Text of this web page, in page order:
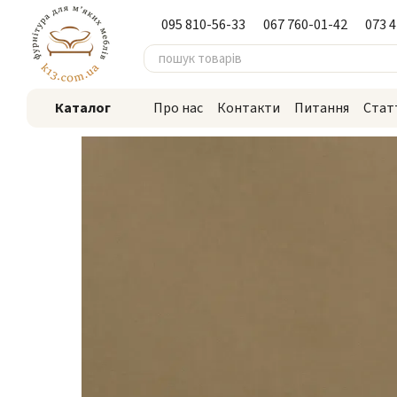
Перейти до основного контенту
095 810-56-33 067 760-01-42 073
Каталог Про нас Контакти Питання